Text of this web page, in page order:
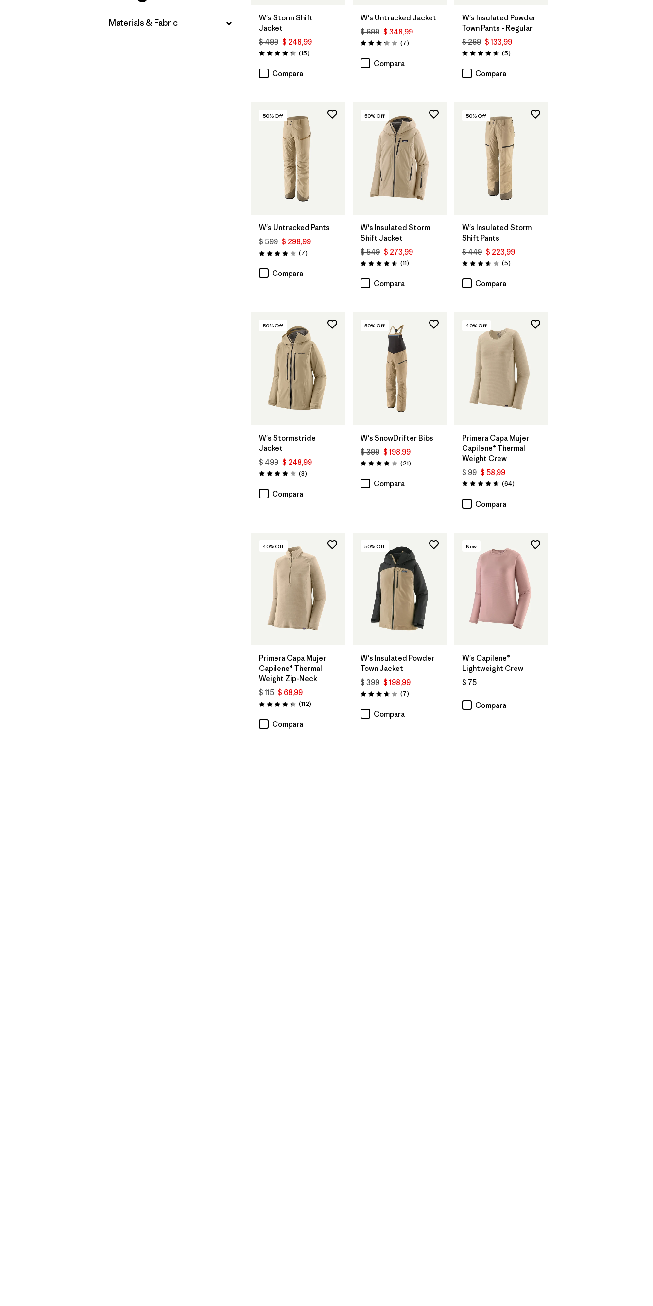
Filtrar por
Materials & Fabric
W's Storm Shift
Jacket
$ 499 $ 248,99
Valoración: 4.3 / 5
(15Comentarios
)
Compara
W's Untracked Jacket
$ 699 $ 348,99
Valoración: 3.1 / 5
(7Comentarios
)
Compara
W's Insulated Powder
Town Pants - Regular
$ 269 $ 133,99
Valoración: 4.6 / 5
(5Comentarios
)
Compara
50% Off
W's Untracked Pants
$ 599 $ 298,99
Valoración: 4.0 / 5
(7Comentarios
)
Compara
50% Off
W's Insulated Storm
Shift Jacket
$ 549 $ 273,99
Valoración: 4.5 / 5
(11Comentarios
)
Compara
50% Off
W's Insulated Storm
Shift Pants
$ 449 $ 223,99
Valoración: 3.6 / 5
(5Comentarios
)
Compara
50% Off
W's Stormstride
Jacket
$ 499 $ 248,99
Valoración: 4.0 / 5
(3Comentarios
)
Compara
50% Off
W's SnowDrifter Bibs
$ 399 $ 198,99
Valoración: 3.9 / 5
(21Comentarios
)
Compara
40% Off
Primera Capa Mujer
Capilene® Thermal
Weight Crew
$ 99 $ 58,99
Valoración: 4.6 / 5
(64Comentarios
)
Compara
40% Off
Primera Capa Mujer
Capilene® Thermal
Weight Zip-Neck
$ 115 $ 68,99
Valoración: 4.4 / 5
(112Comentarios
)
Compara
50% Off
W's Insulated Powder
Town Jacket
$ 399 $ 198,99
Valoración: 3.7 / 5
(7Comentarios
)
Compara
New
W's Capilene®
Lightweight Crew
$ 75
Compara